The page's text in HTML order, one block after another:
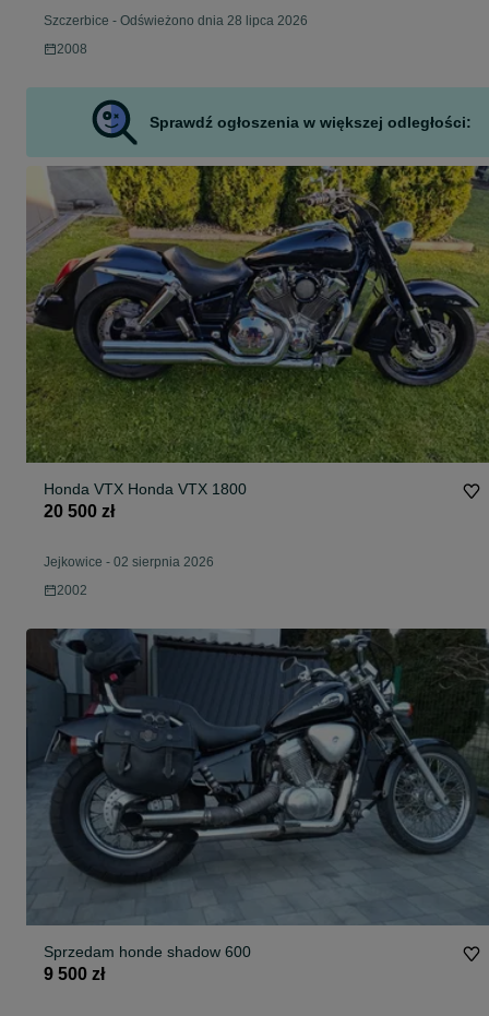
Szczerbice - Odświeżono dnia 28 lipca 2026
2008
Sprawdź ogłoszenia w większej odległości:
Honda VTX Honda VTX 1800
20 500 zł
Jejkowice - 02 sierpnia 2026
2002
Sprzedam honde shadow 600
9 500 zł